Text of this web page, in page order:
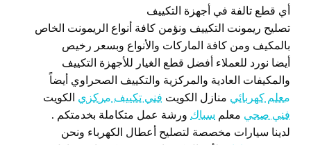
أي قطع تالفة في أجهزة التكييف
تصليح ريمونت التكييف ونؤمن كافة أنواع الريمونت الخاص
بالمكيف ومن كافة الماركات والأنواع وبسعر رخيص
أيضا نورد للعملاء أفضل قطع الغيار للأجهزة التكييف
والمكيفات العادية والمركزية والتكييف الصحراوي أيضاً
معلم كهربائي منازل الكويت فني تكييف مركزي الكويت
فني صحي معلم سباك ورشة عمل متكاملة بخدمتكم .
لدينا سيارات مخصصة لتصليح أعطال الكهرباء ونحن